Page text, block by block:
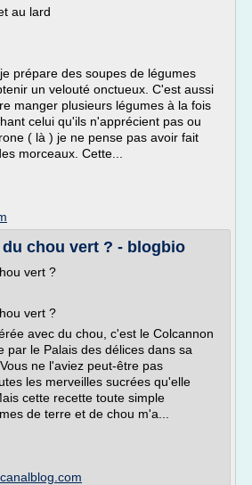
au lard
prépare des soupes de légumes
un velouté onctueux. C'est aussi
manger plusieurs légumes à la fois
celui qu'ils n'apprécient pas ou
( là ) je ne pense pas avoir fait
morceaux. Cette...
chou vert ? - blogbio
vert ?
vert ?
avec du chou, c'est le Colcannon
par le Palais des délices dans sa
ne l'aviez peut-être pas
les merveilles sucrées qu'elle
cette recette toute simple
de terre et de chou m'a...